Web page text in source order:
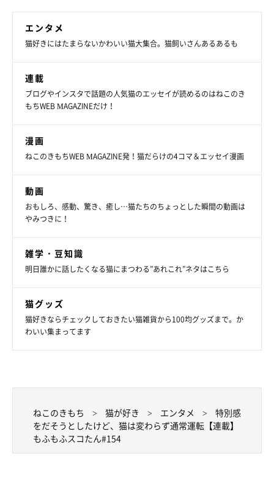
エンタメ
猫好きにはたまらないかわいい猫大集合。猫飼いさんあるあるも
連載
ブログやインスタで話題の人気猫のエッセイが読めるのはねこのき
もちWEB MAGAZINEだけ！
漫画
ねこのきもちWEB MAGAZINE発！猫だらけの4コマ＆エッセイ漫画
動画
おもしろ、感動、驚き、癒し…猫たちのちょっとした瞬間の動画は
やみつきに！
雑学・豆知識
明日誰かに話したくなる猫にまつわる”あれこれ”ネタはこちら
猫グッズ
猫好きならチェックしておきたい猫雑貨から100均グッズまで。か
わいい集まってます
ねこのきもち 猫が好き エンタメ
特別感
をだそうとしたけど、猫は変わらず通常運転【連載】
もふもふスコたん#154